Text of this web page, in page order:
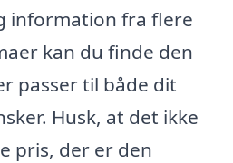
information fra flere
kan du finde den
passer til både dit
Husk, at det ikke
pris, der er den